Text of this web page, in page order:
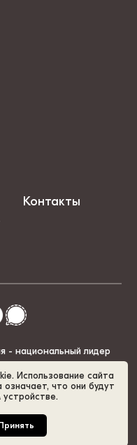
Использование сайта
что они будут
Принять
Контакты
- национальный лидер